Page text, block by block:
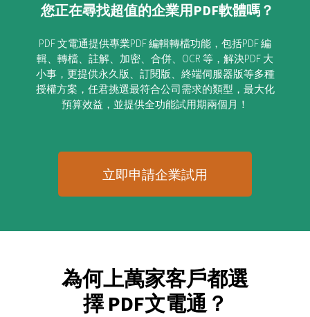
您正在尋找超值的企業用PDF軟體嗎？
PDF 文電通提供專業PDF 編輯轉檔功能，包括PDF 編
輯、轉檔、註解、加密、合併、OCR 等，解決PDF 大
小事，更提供永久版、訂閱版、終端伺服器版等多種
授權方案，任君挑選最符合公司需求的類型，最大化
預算效益，並提供全功能試用期兩個月！
立即申請企業試用
為何上萬家客戶都選
擇 PDF文電通？